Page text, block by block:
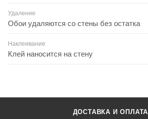
Удаление
Обои удаляются со стены без остатка
Наклеивание
Клей наносится на стену
ДОСТАВКА И ОПЛАТА